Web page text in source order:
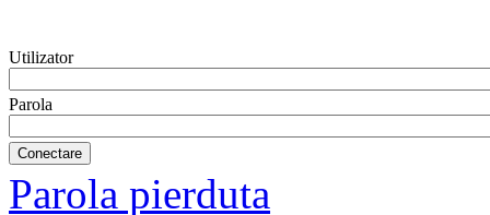
Utilizator
Parola
Parola pierduta